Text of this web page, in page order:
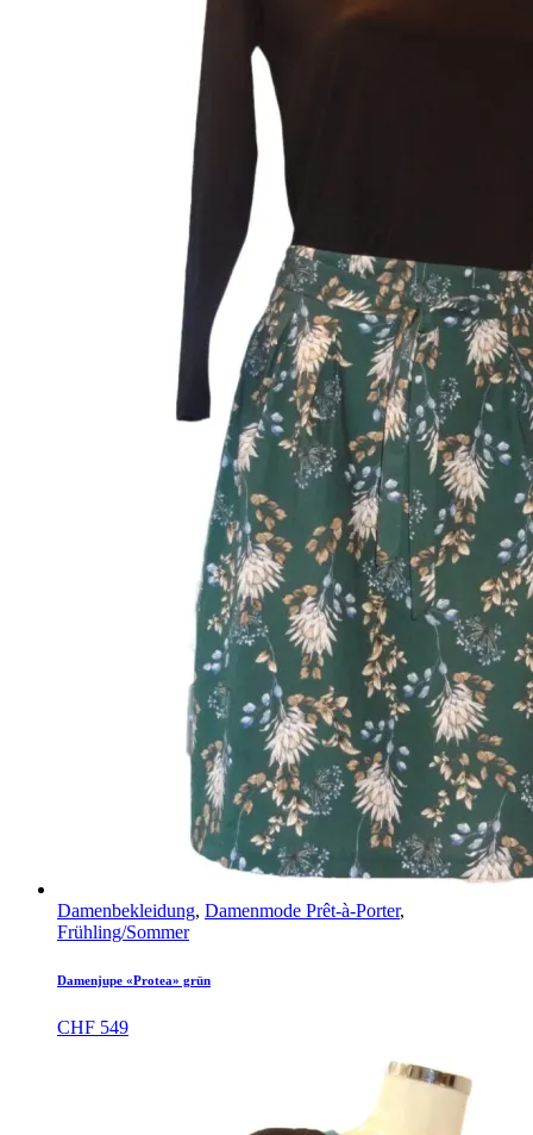
Damenbekleidung, Damenmode Prêt-à-Porter,
Frühling/Sommer
Damenjupe «Protea» grün
CHF 549